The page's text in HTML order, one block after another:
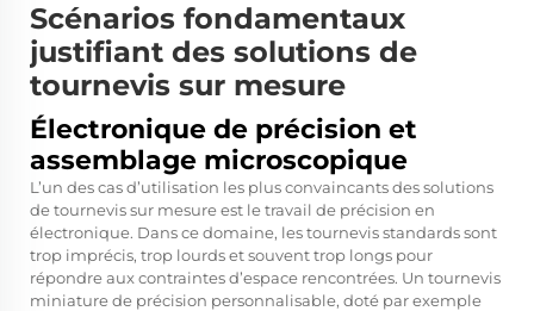
Scénarios fondamentaux
justifiant des solutions de
tournevis sur mesure
Électronique de précision et
assemblage microscopique
L’un des cas d’utilisation les plus convaincants des solutions
de tournevis sur mesure est le travail de précision en
électronique. Dans ce domaine, les tournevis standards sont
trop imprécis, trop lourds et souvent trop longs pour
répondre aux contraintes d’espace rencontrées. Un tournevis
miniature de précision personnalisable, doté par exemple